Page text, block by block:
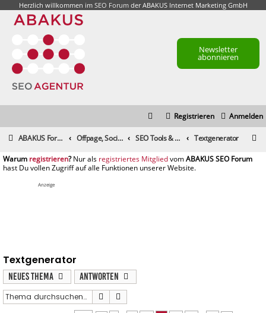
Herzlich willkommen im SEO Forumder ABAKUS Internet Marketing GmbH
Newsletter
abonnieren
Anmelden
Registrieren
ABAKUS Foren-Übersicht Offpage, Social Media, Tools und andere Maßnahmen SEO Tools & Suchmaschinenmarketing-Tools Textgenerator
registrieren registriertes Mitglied
Anzeige
Textgenerator
Neues Thema
Antworten
Suche